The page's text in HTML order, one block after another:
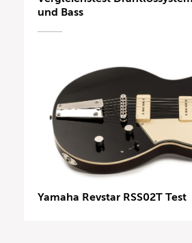
und Bass
Yamaha Revstar RSS02T Test